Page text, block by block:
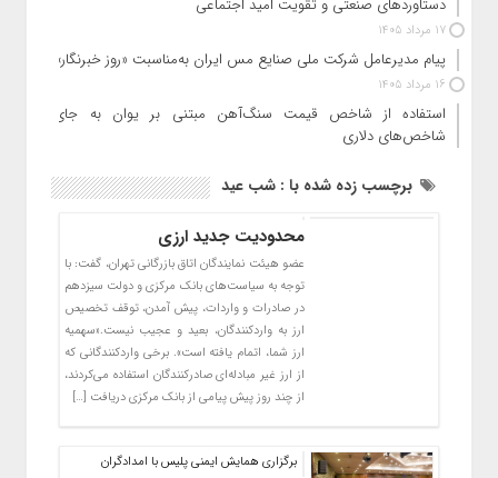
دستاوردهای صنعتی و تقویت امید اجتماعی
17 مرداد 1405
پیام مدیرعامل شرکت ملی صنایع مس ایران به‌مناسبت «روز خبرنگار»
16 مرداد 1405
استفاده از شاخص قیمت سنگ‌آهن مبتنی بر یوان به جای
شاخص‌های دلاری
برچسب زده شده با : شب عید
محدودیت جدید ارزی
عضو هیئت نمایندگان اتاق بازرگانی تهران، گفت: با
توجه به سیاست‌های بانک مرکزی و دولت سیزدهم
در صادرات و واردات، پیش آمدن، ‌توقف تخصیص
ارز به واردکنندگان، بعید و عجیب نیست.«سهمیه
ارز شما، اتمام یافته است». برخی واردکنندگانی که
از ارز غیر مبادله‌ای صادرکنندگان استفاده می‌کردند،
از چند روز پیش پیامی از بانک مرکزی دریافت […]
برگزاری همایش ایمنی پلیس با امدادگران